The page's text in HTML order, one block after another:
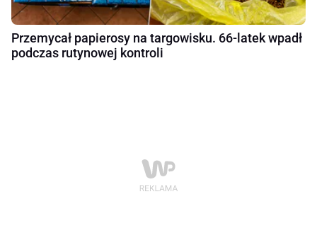
Przemycał papierosy na targowisku. 66-latek wpadł
podczas rutynowej kontroli